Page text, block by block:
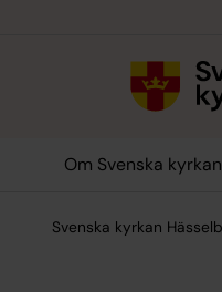
Om Svenska
Svenska kyrkan